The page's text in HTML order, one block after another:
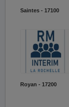
Saintes - 17100
Royan - 17200